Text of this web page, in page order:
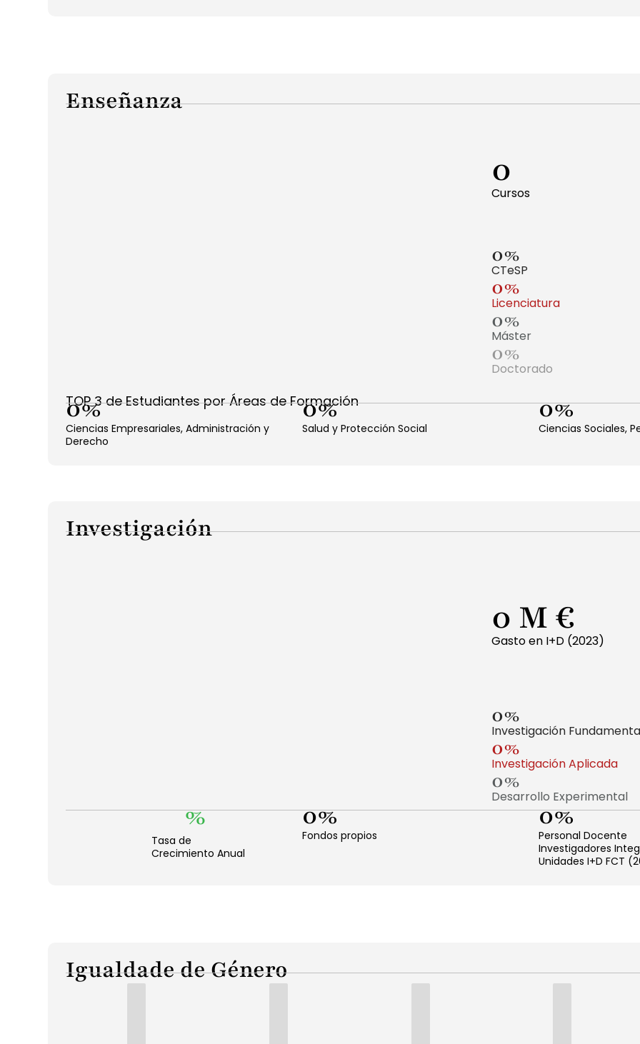
Enseñanza
Cursos
0
CTeSP
0%
Licenciatura
0%
Máster
0%
Doctorado
0%
TOP 3 de Estudiantes por Áreas de Formación
Ciencias Empresariales, Administración y
Derecho
0%
Salud y Protección Social
0%
Ciencias Sociales,
0%
Investigación
Gasto en I+D (2023)
0 M €
Investigación
0%
Investigación Aplicada
0%
Desarrollo Experimental
0%
%
Tasa de
Crecimiento Anual
Fondos propios
0%
Personal Docente
Investigadores
Unidades I+D FCT
0%
Igualdade de Género